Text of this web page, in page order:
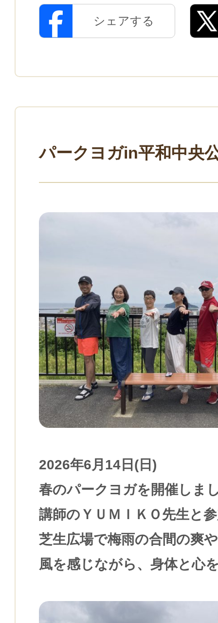
シェアする
パークヨガin平和中央
2026年6月14日(日)
春のパークヨガを開催しま
講師のＹＵＭＩＫＯ先生と
芝生広場で梅雨の合間の爽
風を感じながら、身体と心